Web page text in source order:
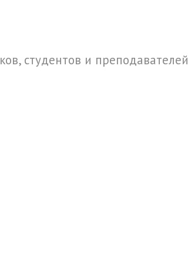
студентов и преподавателей